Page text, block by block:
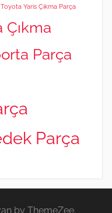
Toyota Yaris Çıkma Parça
Çıkma
Parça
Parça
by ThemeZee.